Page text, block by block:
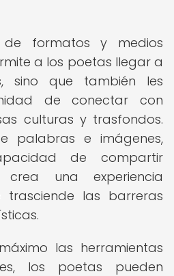
de formatos y medios
a los poetas llegar a
sino que también les
de conectar con
culturas y trasfondos.
palabras e imágenes,
de compartir
crea una experiencia
las barreras
las herramientas
los poetas pueden